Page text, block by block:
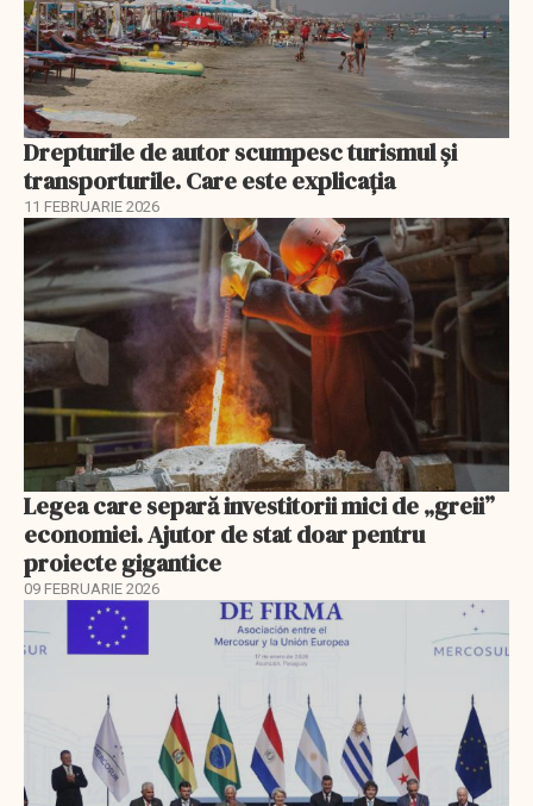
Drepturile de autor scumpesc turismul și
transporturile. Care este explicația
11 FEBRUARIE 2026
Legea care separă investitorii mici de „greii”
economiei. Ajutor de stat doar pentru
proiecte gigantice
09 FEBRUARIE 2026